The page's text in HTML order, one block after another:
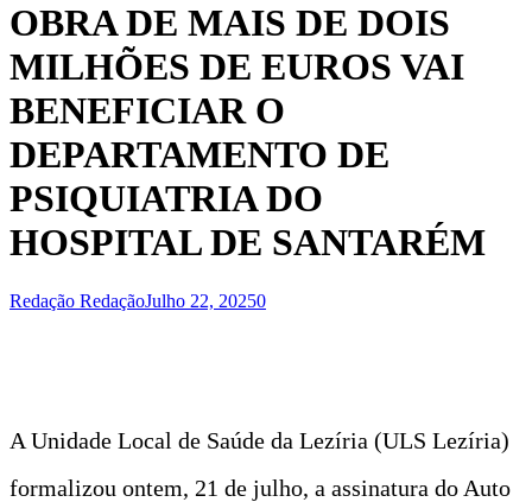
OBRA DE MAIS DE DOIS
MILHÕES DE EUROS VAI
BENEFICIAR O
DEPARTAMENTO DE
PSIQUIATRIA DO
HOSPITAL DE SANTARÉM
Redação RedaçãoJulho 22, 20250
A Unidade Local de Saúde da Lezíria (ULS Lezíria)
formalizou ontem, 21 de julho, a assinatura do Auto